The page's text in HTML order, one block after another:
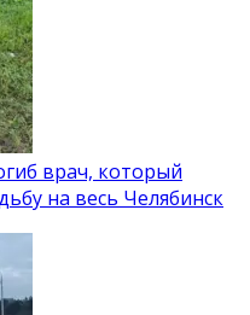
врач, который
на весь Челябинск